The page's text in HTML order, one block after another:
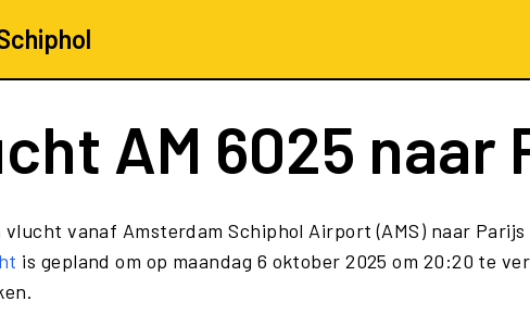
AM 6025 naar
vlucht vanaf Amsterdam Schiphol Airport (AMS) naar Parijs
is gepland om op maandag 6 oktober 2025 om 20:20 te